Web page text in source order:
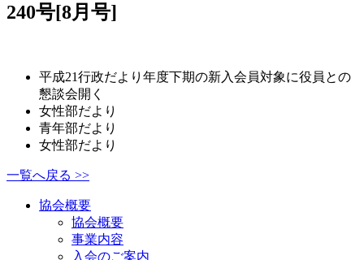
240号[8月号]
平成21行政だより年度下期の新入会員対象に役員との
懇談会開く
女性部だより
青年部だより
女性部だより
一覧へ戻る >>
協会概要
協会概要
事業内容
入会のご案内